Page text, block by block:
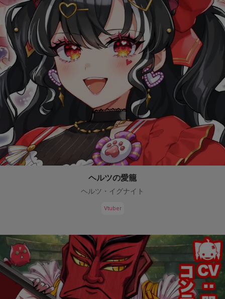
ヘルツの愛籠
ヘルツ・イグナイト
Vtuber